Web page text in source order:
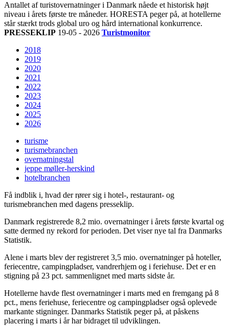
Antallet af turistovernatninger i Danmark nåede et historisk højt
niveau i årets første tre måneder. HORESTA peger på, at hotellerne
står stærkt trods global uro og hård international konkurrence.
PRESSEKLIP 19-05 - 2026 Turistmonitor
2018
2019
2020
2021
2022
2023
2024
2025
2026
turisme
turismebranchen
overnatningstal
jeppe møller-herskind
hotelbranchen
Få indblik i, hvad der rører sig i hotel-, restaurant- og
turismebranchen med dagens presseklip.
Danmark registrerede 8,2 mio. overnatninger i årets første kvartal og
satte dermed ny rekord for perioden. Det viser nye tal fra Danmarks
Statistik.
Alene i marts blev der registreret 3,5 mio. overnatninger på hoteller,
feriecentre, campingpladser, vandrerhjem og i feriehuse. Det er en
stigning på 23 pct. sammenlignet med marts sidste år.
Hotellerne havde flest overnatninger i marts med en fremgang på 8
pct., mens feriehuse, feriecentre og campingpladser også oplevede
markante stigninger. Danmarks Statistik peger på, at påskens
placering i marts i år har bidraget til udviklingen.